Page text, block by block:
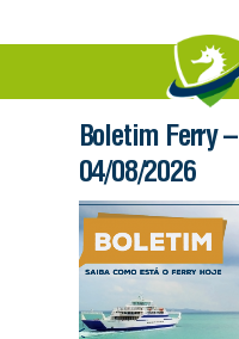
Boletim Ferry –
04/08/2026